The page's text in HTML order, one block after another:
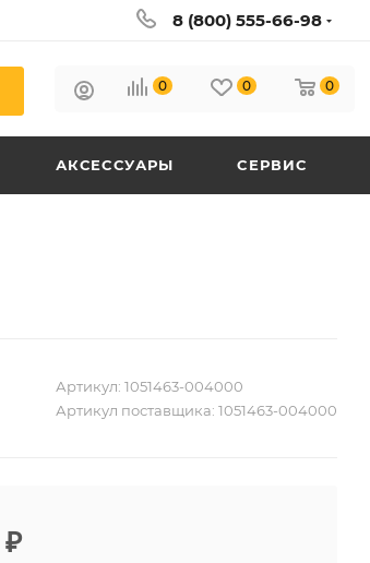
8 (800) 555-66-98
0 0 0
АКСЕССУАРЫ СЕРВИС
Артикул: 1051463-004000
Артикул поставщика: 1051463-004000
₽